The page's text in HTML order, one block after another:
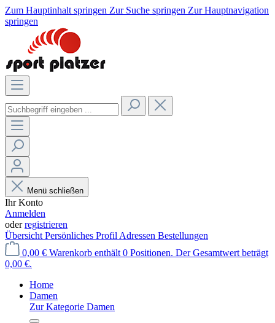
Zum Hauptinhalt springen Zur Suche springen Zur Hauptnavigation
springen
Menü schließen
Ihr Konto
Anmelden
oderregistrieren
Übersicht Persönliches Profil Adressen Bestellungen
0,00 € Warenkorb enthält 0 Positionen. Der Gesamtwert beträgt
0,00 €.
Home
Damen
Zur Kategorie Damen